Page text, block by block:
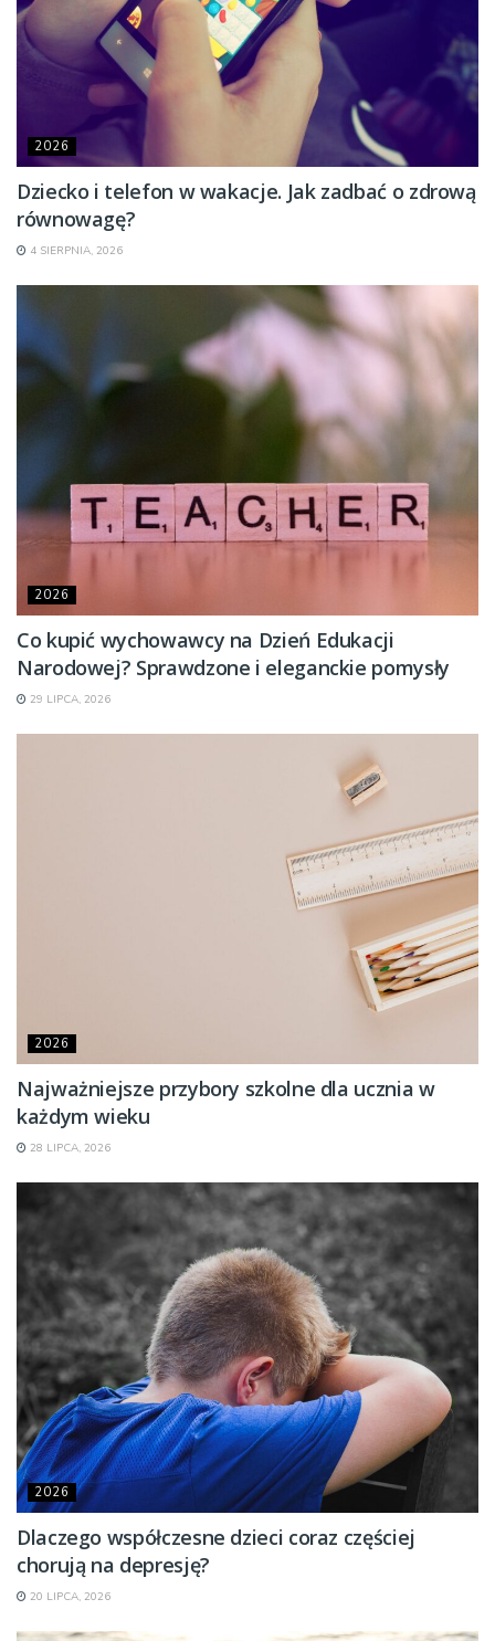
2026
Dziecko i telefon w wakacje. Jak zadbać o zdrową
równowagę?
4 SIERPNIA, 2026
2026
Co kupić wychowawcy na Dzień Edukacji
Narodowej? Sprawdzone i eleganckie pomysły
29 LIPCA, 2026
2026
Najważniejsze przybory szkolne dla ucznia w
każdym wieku
28 LIPCA, 2026
2026
Dlaczego współczesne dzieci coraz częściej
chorują na depresję?
20 LIPCA, 2026